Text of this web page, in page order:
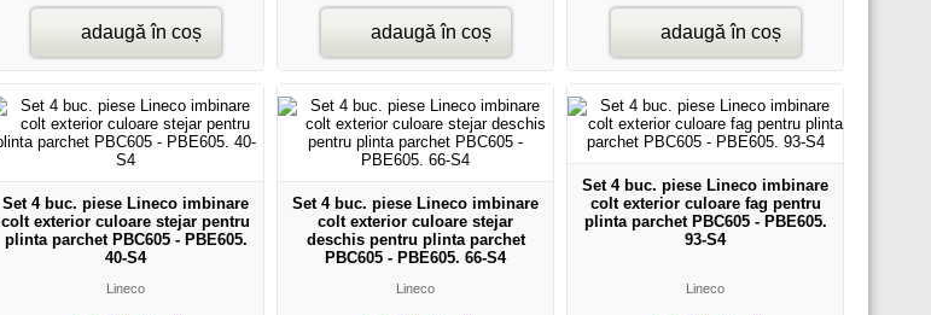
adaugă în coș adaugă în coș adaugă în coș
Set 4 buc. piese Lineco imbinare
colt exterior culoare stejar pentru
plinta parchet PBC605 - PBE605.
40-S4
Lineco
Set 4 buc. piese Lineco imbinare
colt exterior culoare stejar
deschis pentru plinta parchet
PBC605 - PBE605. 66-S4
Lineco
Set 4 buc. piese Lineco imbinare
colt exterior culoare fag pentru
plinta parchet PBC605 - PBE605.
93-S4
Lineco